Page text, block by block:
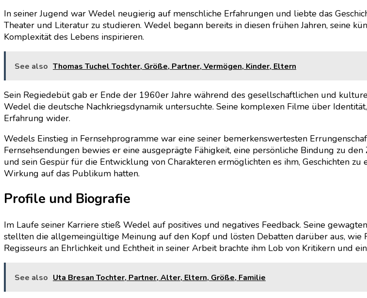
In seiner Jugend war Wedel neugierig auf menschliche Erfahrungen und liebte das
Theater und Literatur zu studieren. Wedel begann bereits in diesen frühen Jahren, seine
Komplexität des Lebens inspirieren.
See also Thomas Tuchel Tochter, Größe, Partner, Vermögen, Kinder, Eltern
Sein Regiedebüt gab er Ende der 1960er Jahre während des gesellschaftlichen und
Wedel die deutsche Nachkriegsdynamik untersuchte. Seine komplexen Filme über
Erfahrung wider.
Wedels Einstieg in Fernsehprogramme war eine seiner bemerkenswertesten
Fernsehsendungen bewies er eine ausgeprägte Fähigkeit, eine persönliche Bindung zu
und sein Gespür für die Entwicklung von Charakteren ermöglichten es ihm, Geschichten
Wirkung auf das Publikum hatten.
Profile und Biografie
Im Laufe seiner Karriere stieß Wedel auf positives und negatives Feedback. Seine
stellten die allgemeingültige Meinung auf den Kopf und lösten Debatten darüber aus,
Regisseurs an Ehrlichkeit und Echtheit in seiner Arbeit brachte ihm Lob von Kritikern und
See also Uta Bresan Tochter, Partner, Alter, Eltern, Größe, Familie